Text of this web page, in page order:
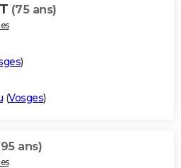
(75 ans)
)
(Vosges)
ans)